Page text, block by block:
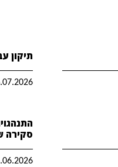
תיקון
סקירה